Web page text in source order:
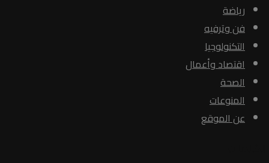
رياضة
فن وترفيه
التكنولوجيا
اقتصاد وأعمال
الصحة
المنوعات
عن الموقع